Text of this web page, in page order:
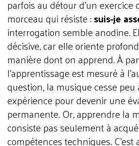
parfois au détour d’un exercice
morceau qui résiste :suis-je
interrogation semble anodine.
décisive, car elle oriente
manière dont on apprend. À
l’apprentissage est mesuré à
question, la musique cesse peu
expérience pour devenir une
permanente.Or, apprendre la
consiste pas seulement à
compétences techniques. C’est